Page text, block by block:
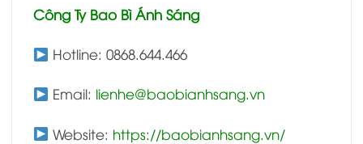
Công Ty Bao Bì Ánh Sáng
Hotline: 0868.644.466
Email: lienhe@baobianhsang.vn
Website: https://baobianhsang.vn/